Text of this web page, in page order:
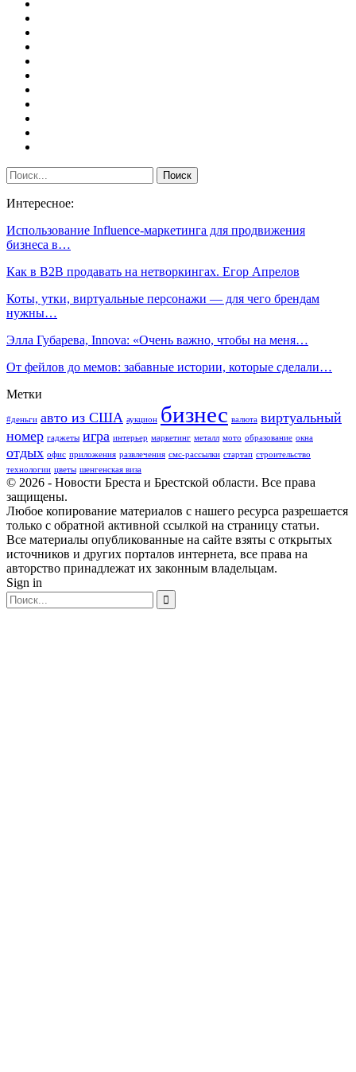
Интересное:
Использование Influence-маркетинга для продвижения
бизнеса в…
Как в B2B продавать на нетворкингах. Егор Апрелов
Коты, утки, виртуальные персонажи — для чего брендам
нужны…
Элла Губарева, Innova: «Очень важно, чтобы на меня…
От фейлов до мемов: забавные истории, которые сделали…
Метки
#деньги авто из США аукцион бизнес валюта виртуальный
номер гаджеты игра интерьер маркетинг металл мото образование окна
отдых офис приложения развлечения смс-рассылки стартап строительство
технологии цветы шенгенская виза
© 2026 - Новости Бреста и Брестской области. Все права
защищены.
Любое копирование материалов с нашего ресурса разрешается
только с обратной активной ссылкой на страницу статьи.
Все материалы опубликованные на сайте взяты с открытых
источников и других порталов интернета, все права на
авторство принадлежат их законным владельцам.
Sign in